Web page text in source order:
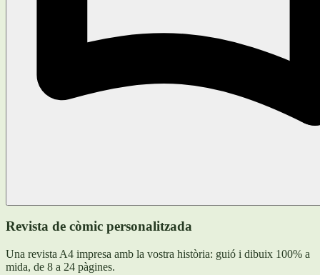
Revista de còmic personalitzada
Una revista A4 impresa amb la vostra història: guió i dibuix 100% a
mida, de 8 a 24 pàgines.